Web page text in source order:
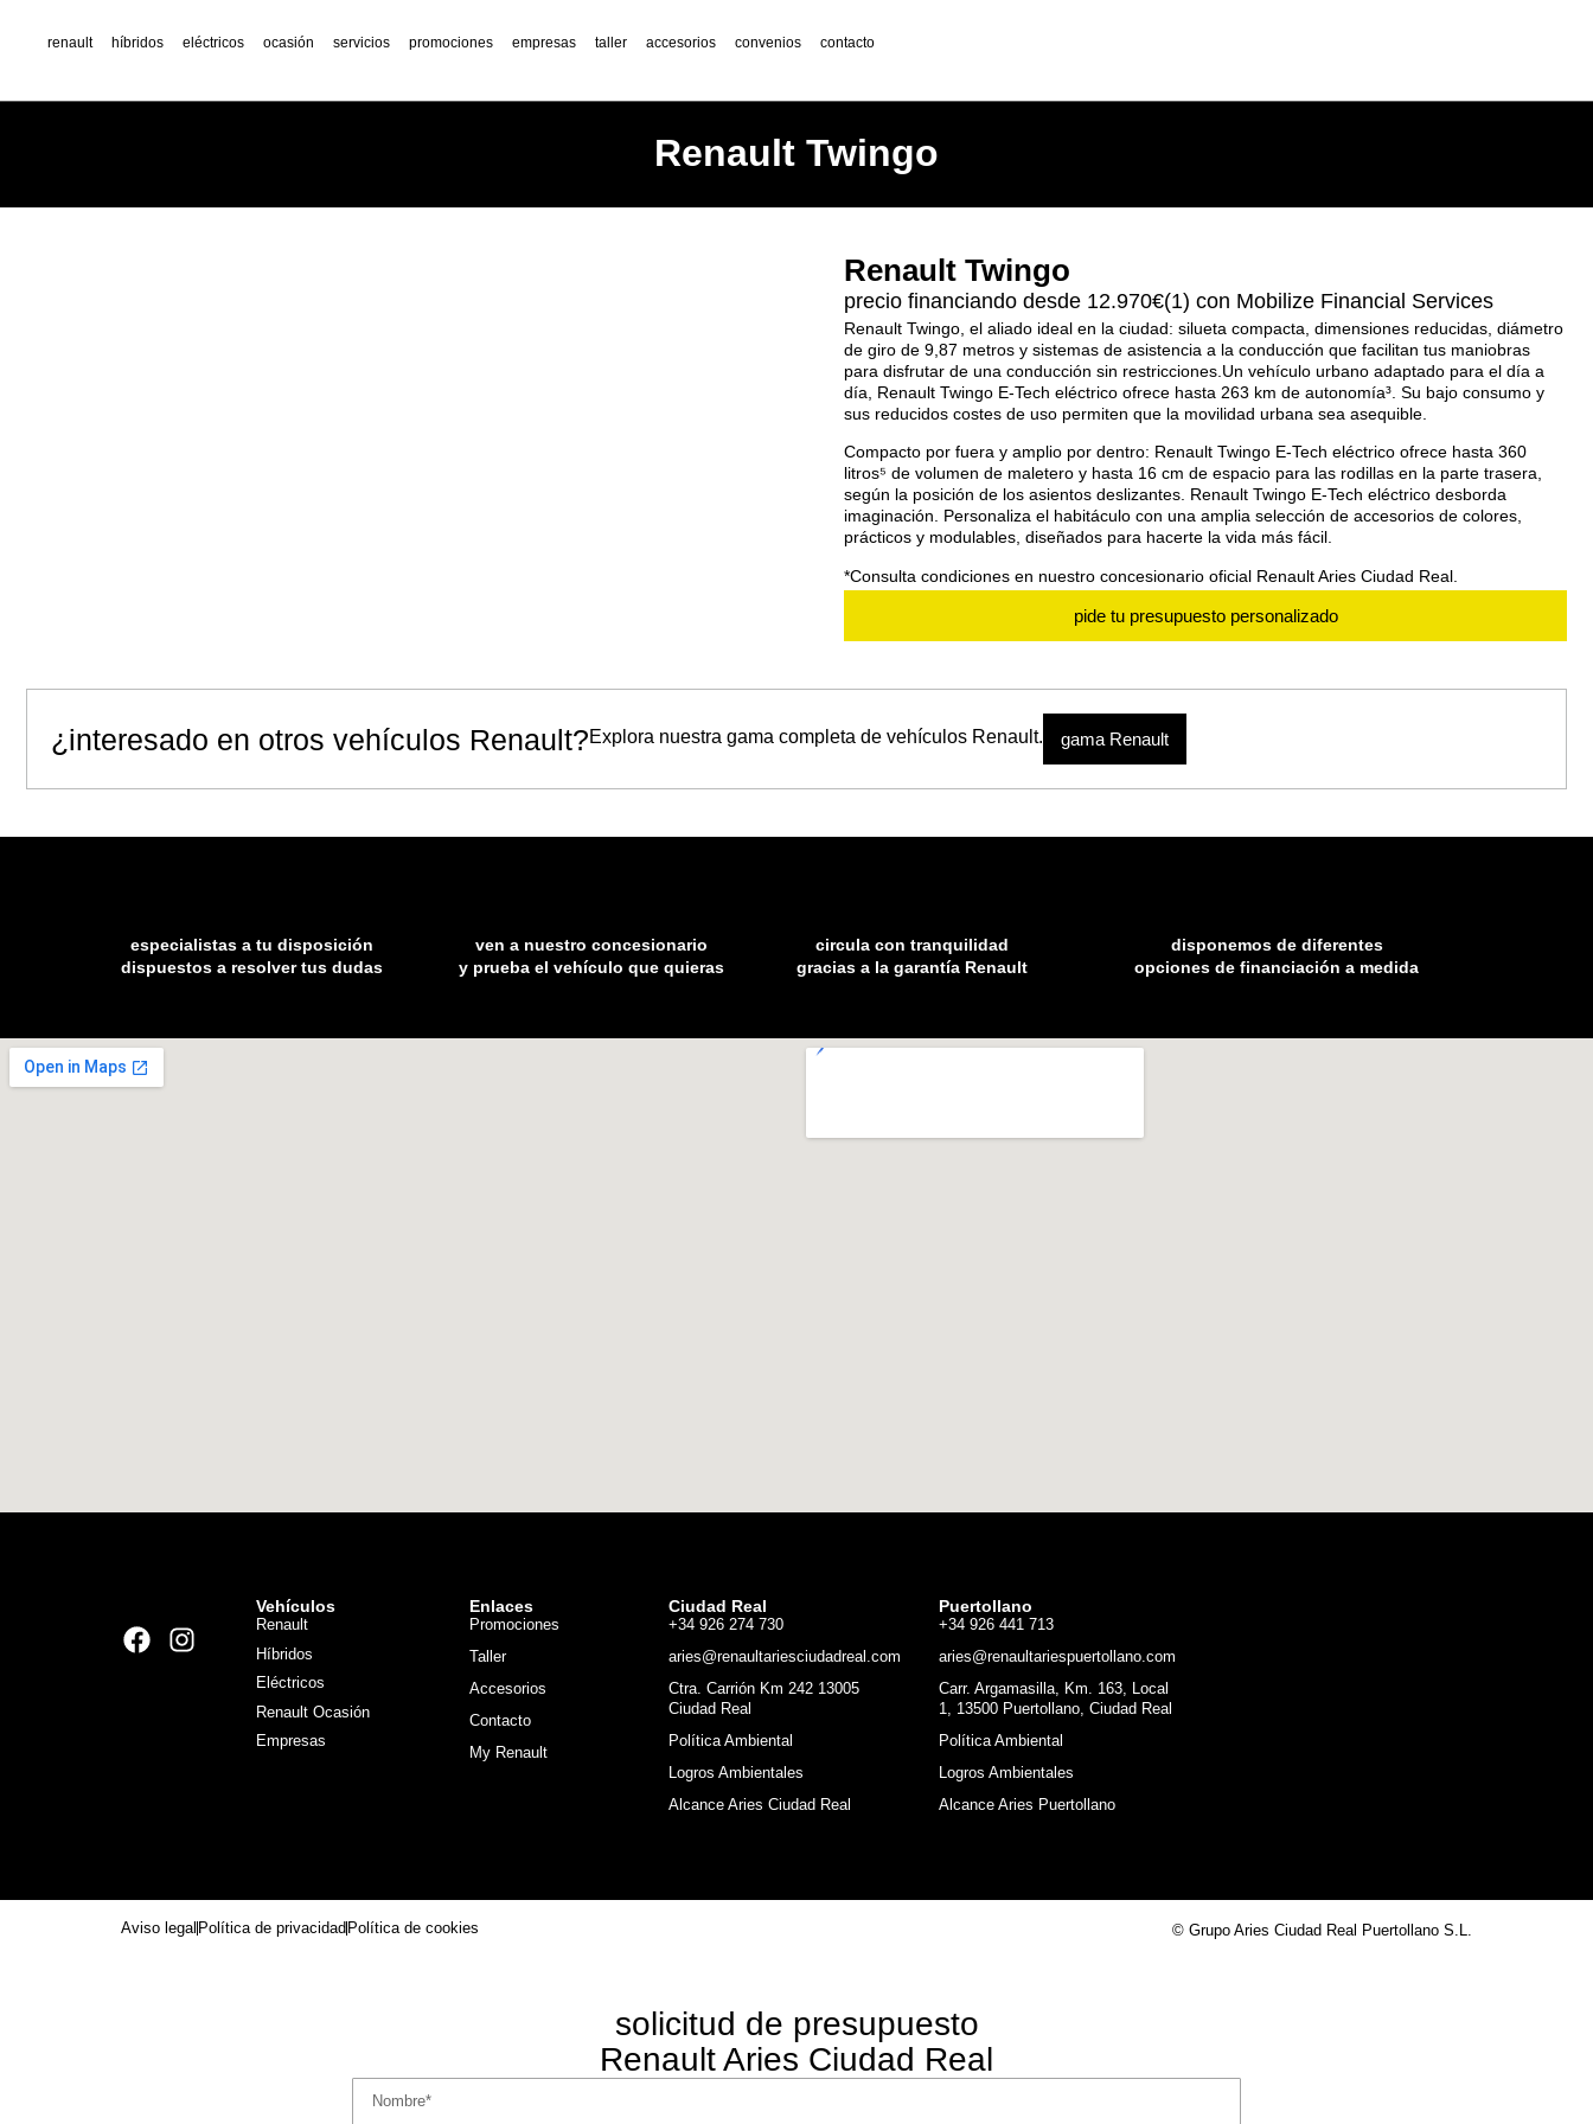
renault híbridos eléctricos ocasión servicios promociones empresas taller accesorios convenios contacto
Renault Twingo
Renault Twingo
precio financiando desde 12.970€(1) con Mobilize Financial Services
Renault Twingo, el aliado ideal en la ciudad: silueta compacta, dimensiones reducidas, diámetro
de giro de 9,87 metros y sistemas de asistencia a la conducción que facilitan tus maniobras
para disfrutar de una conducción sin restricciones.Un vehículo urbano adaptado para el día a
día, Renault Twingo E-Tech eléctrico ofrece hasta 263 km de autonomía³. Su bajo consumo y
sus reducidos costes de uso permiten que la movilidad urbana sea asequible.
Compacto por fuera y amplio por dentro: Renault Twingo E-Tech eléctrico ofrece hasta 360
litros⁵ de volumen de maletero y hasta 16 cm de espacio para las rodillas en la parte trasera,
según la posición de los asientos deslizantes. Renault Twingo E-Tech eléctrico desborda
imaginación. Personaliza el habitáculo con una amplia selección de accesorios de colores,
prácticos y modulables, diseñados para hacerte la vida más fácil.
*Consulta condiciones en nuestro concesionario oficial Renault Aries Ciudad Real.
pide tu presupuesto personalizado
¿interesado en otros vehículos Renault?Explora nuestra gama completa de vehículos Renault. gama Renault
especialistas a tu disposición
dispuestos a resolver tus dudas
ven a nuestro concesionario
y prueba el vehículo que quieras
circula con tranquilidad
gracias a la garantía Renault
disponemos de diferentes
opciones de financiación a medida
Vehículos
Renault
Híbridos
Eléctricos
Renault Ocasión
Empresas
Enlaces
Promociones
Taller
Accesorios
Contacto
My Renault
Ciudad Real
+34 926 274 730
aries@renaultariesciudadreal.com
Ctra. Carrión Km 242 13005
Ciudad Real
Política Ambiental
Logros Ambientales
Alcance Aries Ciudad Real
Puertollano
+34 926 441 713
aries@renaultariespuertollano.com
Carr. Argamasilla, Km. 163, Local
1, 13500 Puertollano, Ciudad Real
Política Ambiental
Logros Ambientales
Alcance Aries Puertollano
Aviso legal Política de privacidad Política de cookies © Grupo Aries Ciudad Real Puertollano S.L.
solicitud de presupuesto
Renault Aries Ciudad Real